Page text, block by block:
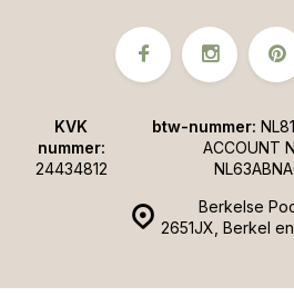
Berkelse
2651JX, Berkel
KVK
nummer:
24434812
btw-nummer:
ACCOUNT